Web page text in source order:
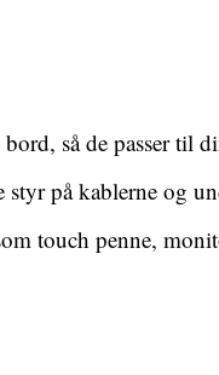
så de passer til
på kablerne og
touch penne,